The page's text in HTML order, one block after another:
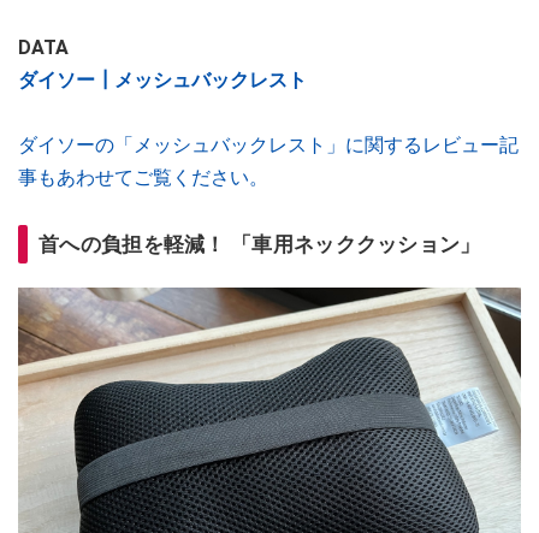
DATA
ダイソー┃メッシュバックレスト
ダイソーの「メッシュバックレスト」に関するレビュー記
事もあわせてご覧ください。
首への負担を軽減！ 「車用ネッククッション」